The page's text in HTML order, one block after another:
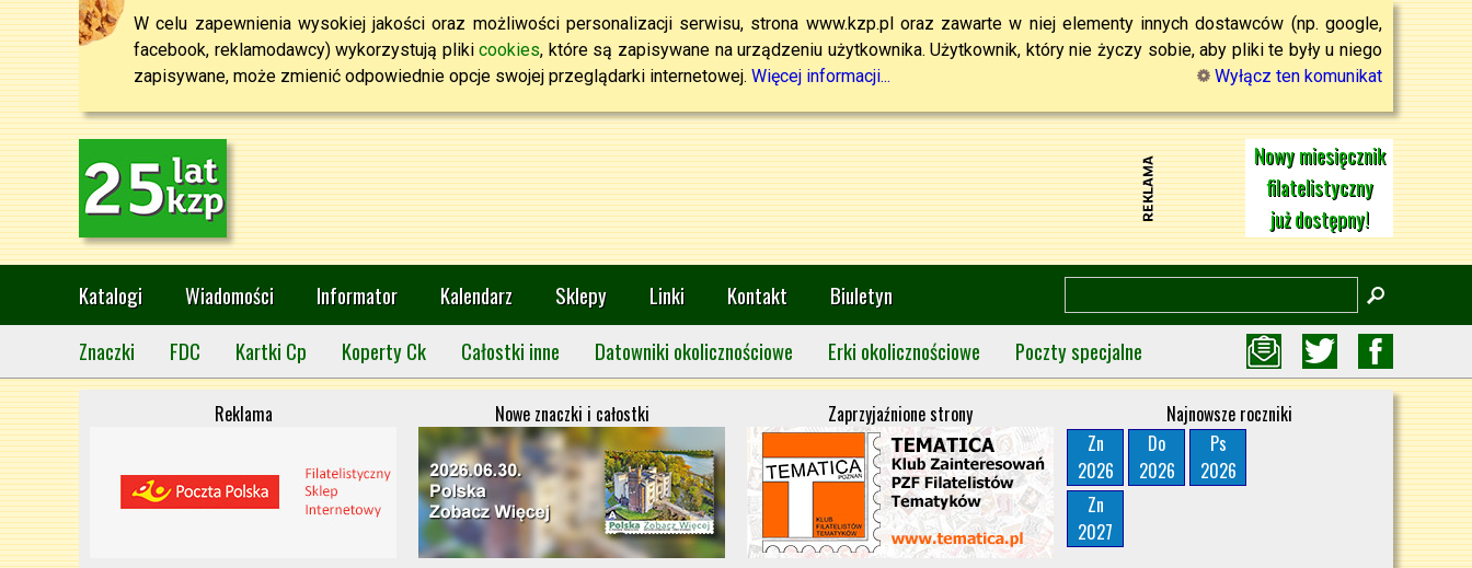
W celu zapewnienia wysokiej jakości oraz możliwości personalizacji serwisu, strona www.kzp.pl oraz zawarte w niej elementy innych dostawców (np. google,
facebook, reklamodawcy) wykorzystują plikicookies, które są zapisywane na urządzeniu użytkownika. Użytkownik, który nie życzy sobie, aby pliki te były u niego
zapisywane, może zmienić odpowiednie opcje swojej przeglądarki internetowej. Więcej informacji... Wyłącz ten komunikat
Nowy miesięcznik
filatelistyczny
już dostępny!
Katalogi Wiadomości Informator Kalendarz Sklepy Linki Kontakt
Biuletyn
Znaczki
FDC Kartki Cp Koperty Ck Całostki inne Datowniki okolicznościowe Erki okolicznościowe Poczty specjalne
Reklama Nowe znaczki i całostki Zaprzyjaźnione strony
Najnowsze roczniki
Zn
2026
Do
2026
Ps
2026
Zn
2027